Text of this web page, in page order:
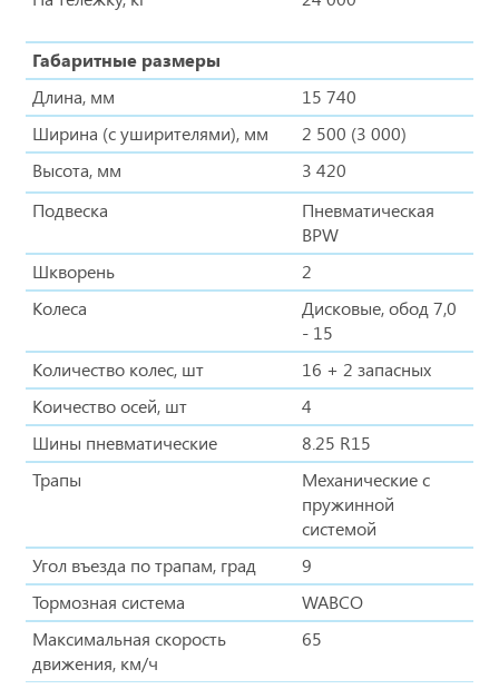
Габаритные размеры
Длина, мм
15 740
Ширина (с уширителями), мм
2 500 (3 000)
Высота, мм
3 420
Подвеска
Пневматическая
BPW
Шкворень
2
Колеса
Дисковые, обод 7,0
- 15
Количество колес, шт
16 + 2 запасных
Коичество осей, шт
4
Шины пневматические
8.25 R15
Трапы
Механические с
пружинной
системой
Угол въезда по трапам, град
9
Тормозная система
WABCO
Максимальная скорость
движения, км/ч
65